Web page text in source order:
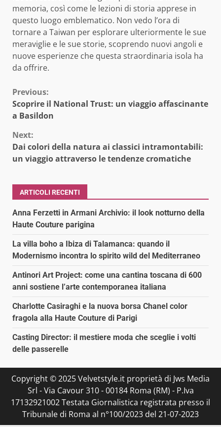
memoria, così come le lezioni di storia apprese in
questo luogo emblematico. Non vedo l’ora di
tornare a Taiwan per esplorare ulteriormente le sue
meraviglie e le sue storie, scoprendo nuovi angoli e
nuove esperienze che questa straordinaria isola ha
da offrire.
Continue
Reading
Previous:
Scoprire il National Trust: un viaggio affascinante
a Basildon
Next:
Dai colori della natura ai classici intramontabili:
un viaggio attraverso le tendenze cromatiche
ARTICOLI RECENTI
Anna Ferzetti in Armani Archivio: il look notturno della
Haute Couture parigina
La villa boho a Ibiza di Talamanca: quando il
Modernismo incontra lo spirito wild del Mediterraneo
Antinori Art Project: come una cantina toscana di 600
anni sostiene l’arte contemporanea italiana
Charlotte Casiraghi e la nuova borsa Chanel color
fragola alla Haute Couture di Parigi
Casting Director: il mestiere moda che sceglie i volti
delle passerelle
Copyright © 2025 Velvetstyle.it proprietà di Jws Media
Srl - Via Cavour 310 - 00184 Roma (RM) - P.Iva
17132921002 Testata Giornalistica registrata presso il
Tribunale di Roma al n°100/2023 del 21-07-2023